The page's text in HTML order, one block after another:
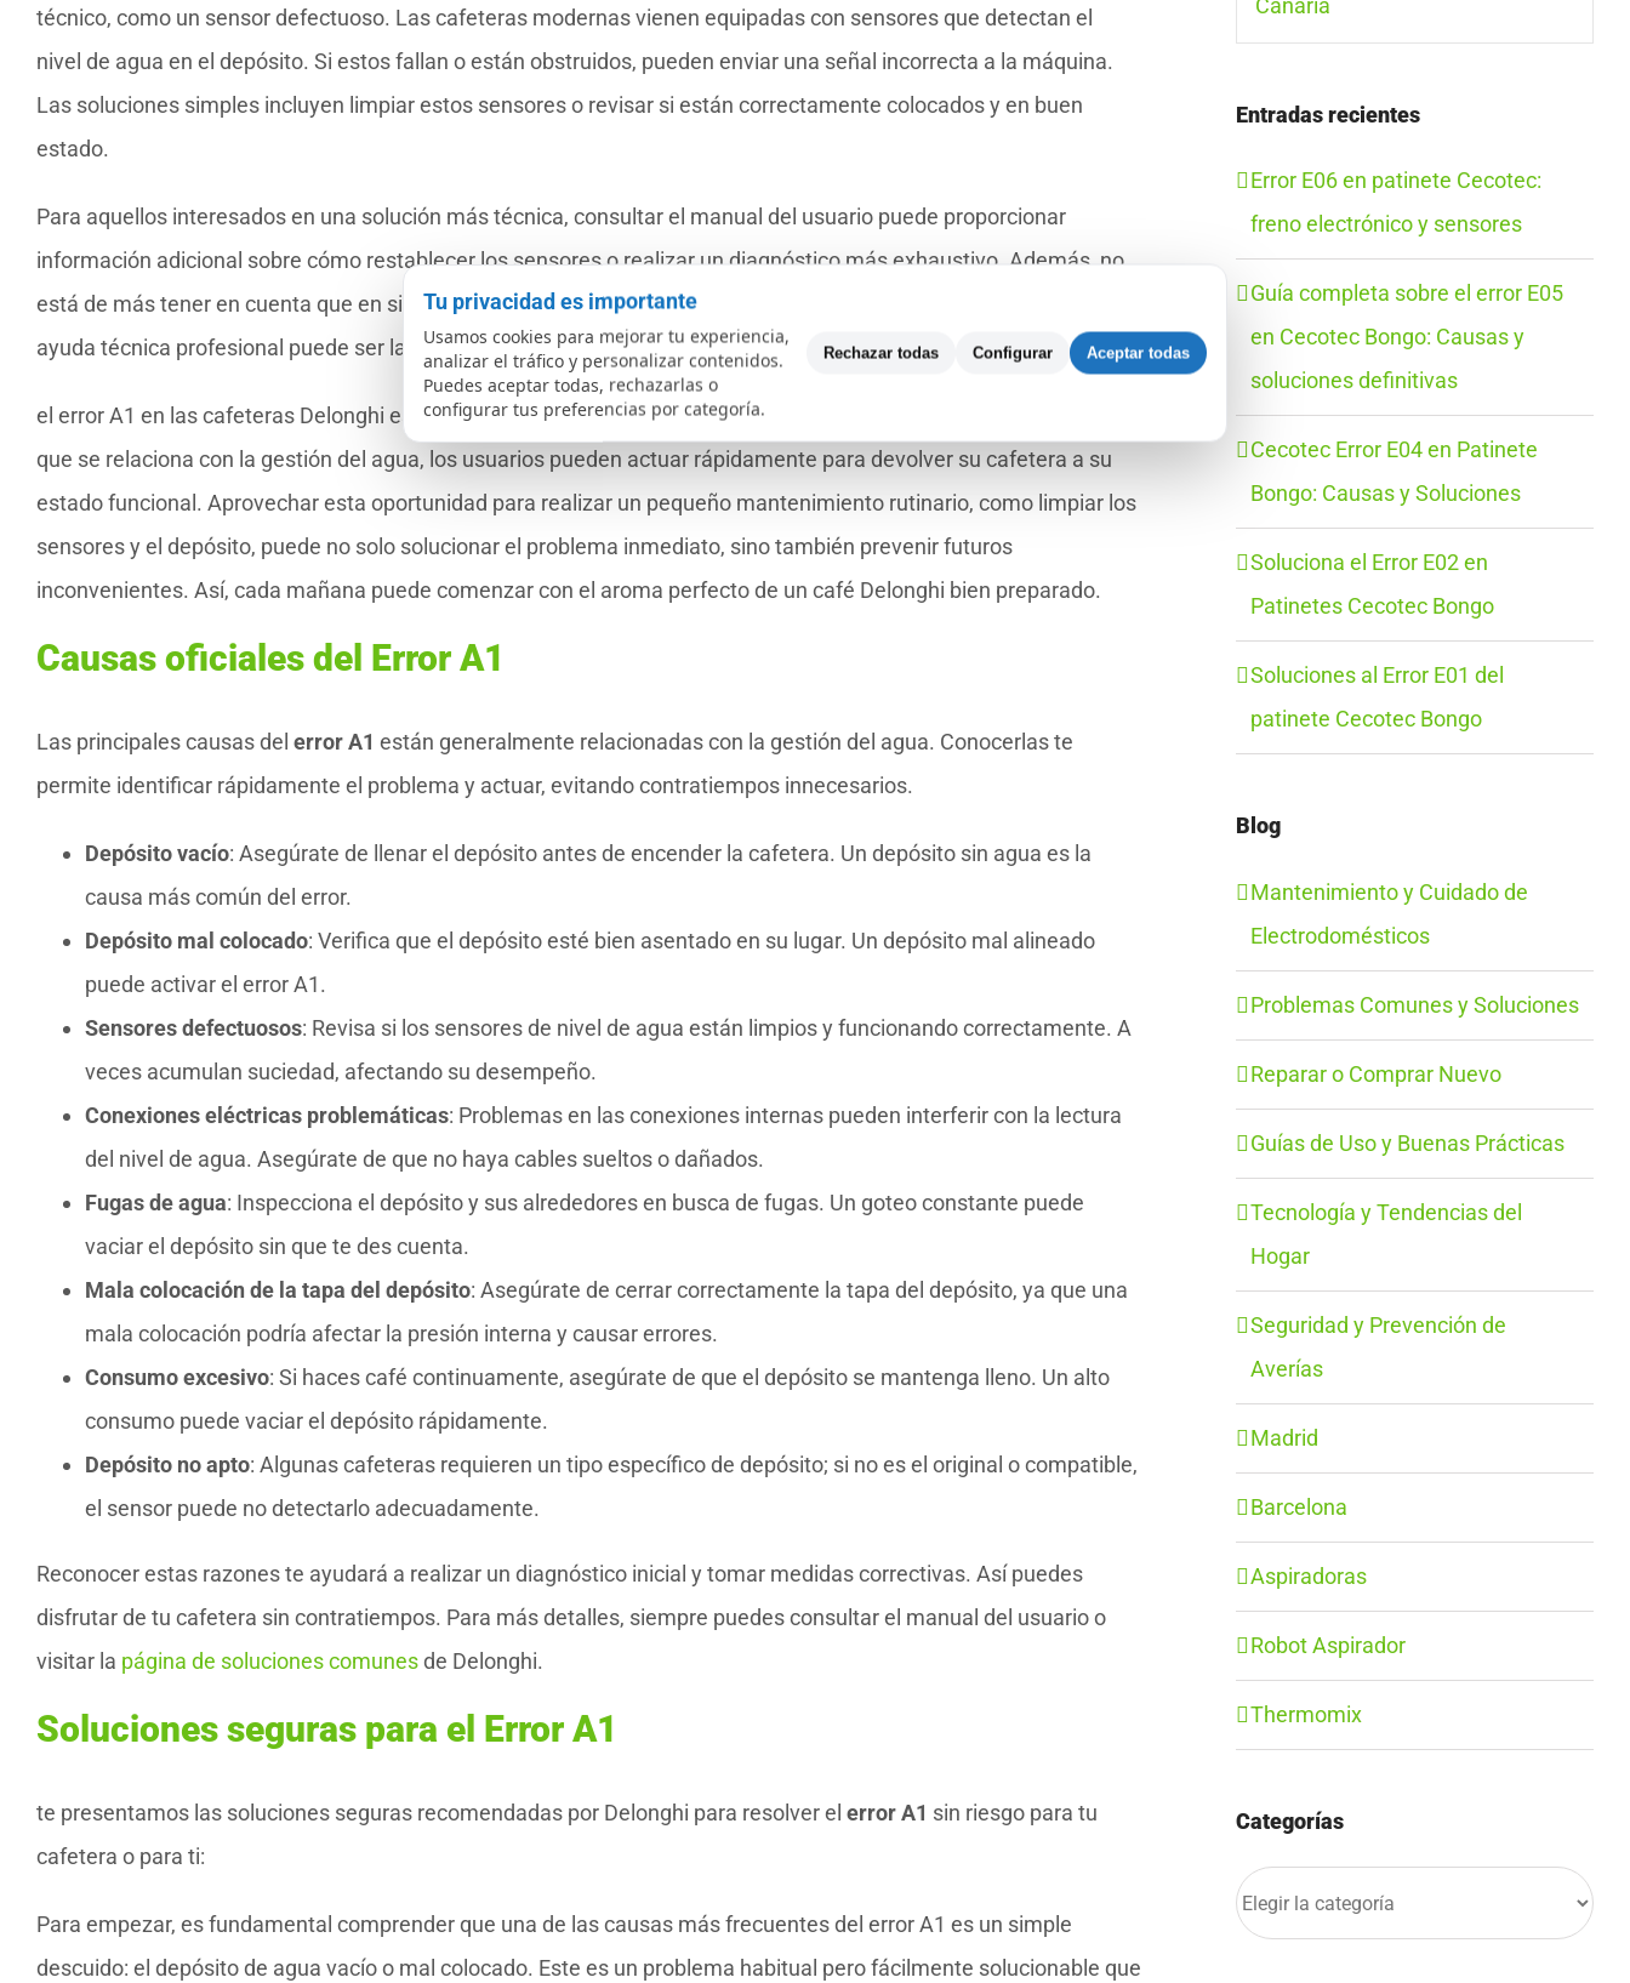
técnico, como un sensor defectuoso. Las cafeteras modernas vienen equipadas con sensores que detectan el
nivel de agua en el depósito. Si estos fallan o están obstruidos, pueden enviar una señal incorrecta a la máquina.
Las soluciones simples incluyen limpiar estos sensores o revisar si están correctamente colocados y en buen
estado.
Para aquellos interesados en una solución más técnica, consultar el manual del usuario puede proporcionar
información adicional sobre cómo restablecer los sensores o realizar un diagnóstico más exhaustivo. Además, no
está de más tener en cuenta que en situaciones donde el error persiste a pesar de todos los esfuerzos, buscar
ayuda técnica profesional puede ser la opción más segura, asegurando que la cafetera funcione como se espera.
el error A1 en las cafeteras Delonghi es una advertencia fácil de resolver en la mayoría de los casos. Al entender
que se relaciona con la gestión del agua, los usuarios pueden actuar rápidamente para devolver su cafetera a su
estado funcional. Aprovechar esta oportunidad para realizar un pequeño mantenimiento rutinario, como limpiar los
sensores y el depósito, puede no solo solucionar el problema inmediato, sino también prevenir futuros
inconvenientes. Así, cada mañana puede comenzar con el aroma perfecto de un café Delonghi bien preparado.
Causas oficiales del Error A1
Las principales causas del error A1 están generalmente relacionadas con la gestión del agua. Conocerlas te
permite identificar rápidamente el problema y actuar, evitando contratiempos innecesarios.
Depósito vacío: Asegúrate de llenar el depósito antes de encender la cafetera. Un depósito sin agua es la
causa más común del error.
Depósito mal colocado: Verifica que el depósito esté bien asentado en su lugar. Un depósito mal alineado
puede activar el error A1.
Sensores defectuosos: Revisa si los sensores de nivel de agua están limpios y funcionando correctamente. A
veces acumulan suciedad, afectando su desempeño.
Conexiones eléctricas problemáticas: Problemas en las conexiones internas pueden interferir con la lectura
del nivel de agua. Asegúrate de que no haya cables sueltos o dañados.
Fugas de agua: Inspecciona el depósito y sus alrededores en busca de fugas. Un goteo constante puede
vaciar el depósito sin que te des cuenta.
Mala colocación de la tapa del depósito: Asegúrate de cerrar correctamente la tapa del depósito, ya que una
mala colocación podría afectar la presión interna y causar errores.
Consumo excesivo: Si haces café continuamente, asegúrate de que el depósito se mantenga lleno. Un alto
consumo puede vaciar el depósito rápidamente.
Depósito no apto: Algunas cafeteras requieren un tipo específico de depósito; si no es el original o compatible,
el sensor puede no detectarlo adecuadamente.
Reconocer estas razones te ayudará a realizar un diagnóstico inicial y tomar medidas correctivas. Así puedes
disfrutar de tu cafetera sin contratiempos. Para más detalles, siempre puedes consultar el manual del usuario o
visitar la página de soluciones comunesde Delonghi.
Soluciones seguras para el Error A1
te presentamos las soluciones seguras recomendadas por Delonghi para resolver el error A1 sin riesgo para tu
cafetera o para ti:
Para empezar, es fundamental comprender que una de las causas más frecuentes del error A1 es un simple
descuido: el depósito de agua vacío o mal colocado. Este es un problema habitual pero fácilmente solucionable que
Entradas recientes
Error E06 en patinete Cecotec:
freno electrónico y sensores
Guía completa sobre el error E05
en Cecotec Bongo: Causas y
soluciones definitivas
Cecotec Error E04 en Patinete
Bongo: Causas y Soluciones
Soluciona el Error E02 en
Patinetes Cecotec Bongo
Soluciones al Error E01 del
patinete Cecotec Bongo
Blog
Mantenimiento y Cuidado de
Electrodomésticos
Problemas Comunes y Soluciones
Reparar o Comprar Nuevo
Guías de Uso y Buenas Prácticas
Tecnología y Tendencias del
Hogar
Seguridad y Prevención de
Averías
Madrid
Barcelona
Aspiradoras
Robot Aspirador
Thermomix
Categorías
Categorías
Tu privacidad es importante
Usamos cookies para mejorar tu experiencia,
analizar el tráfico y personalizar contenidos.
Puedes aceptar todas, rechazarlas o
configurar tus preferencias por categoría.
Rechazar todas Configurar Aceptar todas